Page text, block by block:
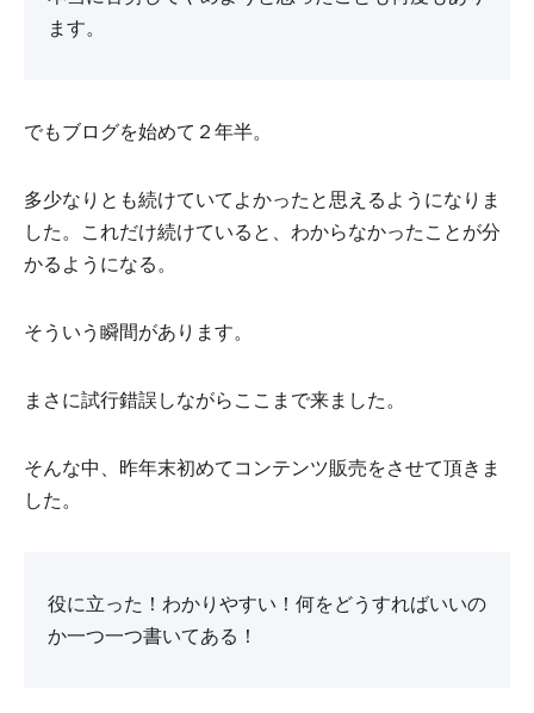
ます。
でもブログを始めて２年半。
多少なりとも続けていてよかったと思えるようになりま
した。これだけ続けていると、わからなかったことが分
かるようになる。
そういう瞬間があります。
まさに試行錯誤しながらここまで来ました。
そんな中、昨年末初めてコンテンツ販売をさせて頂きま
した。
役に立った！わかりやすい！何をどうすればいいの
か一つ一つ書いてある！